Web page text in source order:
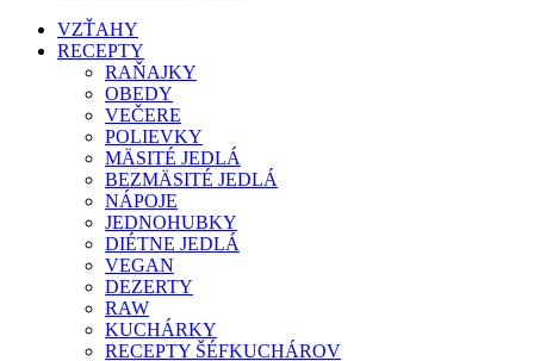
VZŤAHY
RECEPTY
RAŇAJKY
OBEDY
VEČERE
POLIEVKY
MÄSITÉ JEDLÁ
BEZMÄSITÉ JEDLÁ
NÁPOJE
JEDNOHUBKY
DIÉTNE JEDLÁ
VEGAN
DEZERTY
RAW
KUCHÁRKY
RECEPTY ŠÉFKUCHÁROV